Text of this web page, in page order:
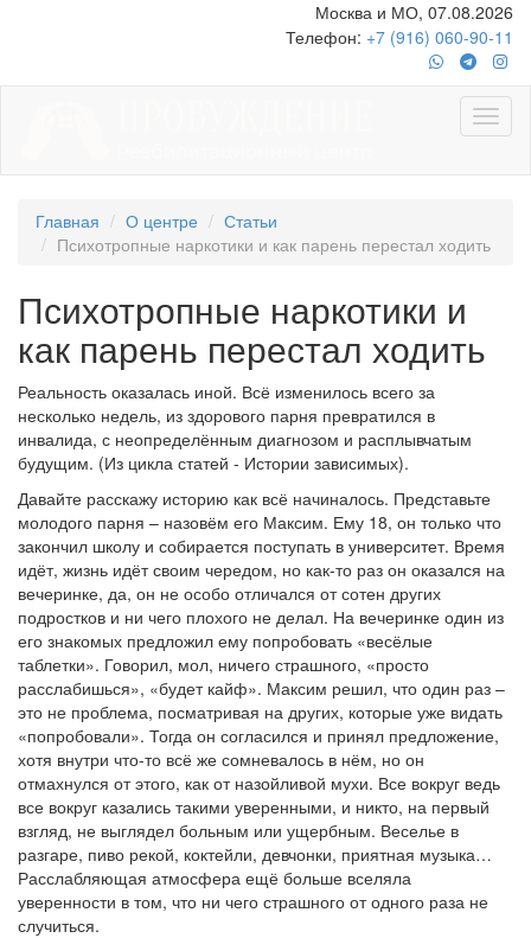
Москва и МО, 07.08.2026
Телефон: +7 (916) 060-90-11
Главная О центре
Статьи
Психотропные наркотики и как парень перестал ходить
Психотропные наркотики и
как парень перестал ходить
Реальность оказалась иной. Всё изменилось всего за
несколько недель, из здорового парня превратился в
инвалида, с неопределённым диагнозом и расплывчатым
будущим. (Из цикла статей - Истории зависимых).
Давайте расскажу историю как всё начиналось. Представьте
молодого парня – назовём его Максим. Ему 18, он только что
закончил школу и собирается поступать в университет. Время
идёт, жизнь идёт своим чередом, но как-то раз он оказался на
вечеринке, да, он не особо отличался от сотен других
подростков и ни чего плохого не делал. На вечеринке один из
его знакомых предложил ему попробовать «весёлые
таблетки». Говорил, мол, ничего страшного, «просто
расслабишься», «будет кайф». Максим решил, что один раз –
это не проблема, посматривая на других, которые уже видать
«попробовали». Тогда он согласился и принял предложение,
хотя внутри что-то всё же сомневалось в нём, но он
отмахнулся от этого, как от назойливой мухи. Все вокруг ведь
все вокруг казались такими уверенными, и никто, на первый
взгляд, не выглядел больным или ущербным. Веселье в
разгаре, пиво рекой, коктейли, девчонки, приятная музыка…
Расслабляющая атмосфера ещё больше вселяла
уверенности в том, что ни чего страшного от одного раза не
случиться.